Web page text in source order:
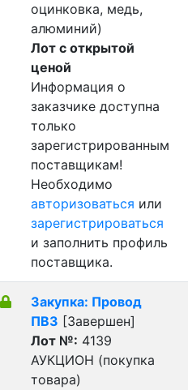
оцинковка, медь,
алюминий)
Лот с открытой
ценой
Информация о
заказчике доступна
только
зарегистрированным
поставщикам!
Необходимо
авторизоваться или
зарегистрироваться
и заполнить профиль
поставщика.
Закупка: Провод
ПВ3 [Завершен]
Лот №: 4139
АУКЦИОН (покупка
товара)